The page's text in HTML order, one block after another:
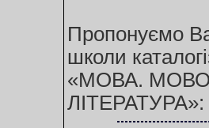
Пропонуємо
школи
«МОВА.
ЛІТЕРАТУРА»: